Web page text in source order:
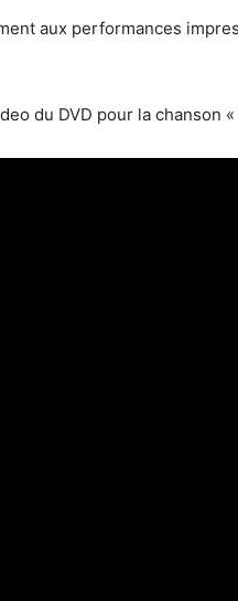
aux performances
du DVD pour la chanson «